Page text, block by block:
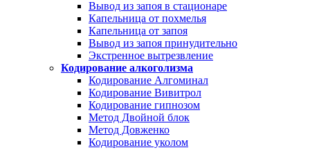
Вывод из запоя в стационаре
Капельница от похмелья
Капельница от запоя
Вывод из запоя принудительно
Экстренное вытрезвление
Кодирование алкоголизма
Кодирование Алгоминал
Кодирование Вивитрол
Кодирование гипнозом
Метод Двойной блок
Метод Довженко
Кодирование уколом